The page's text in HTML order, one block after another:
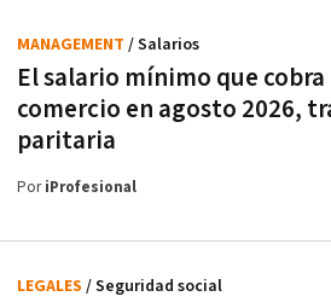
El salario mínimo que
comercio en agosto 2026,
paritaria
MANAGEMENT / Salarios
PoriProfesional
LEGALES / Seguridad social